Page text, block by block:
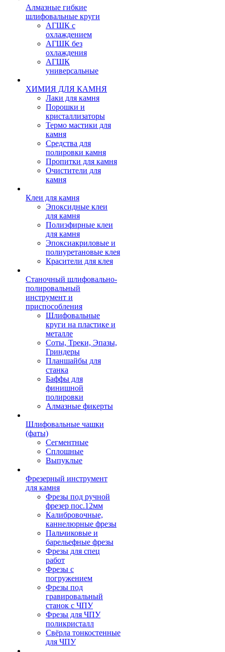
Алмазные гибкие
шлифовальные круги
АГШК с
охлаждением
АГШК без
охлаждения
АГШК
универсальные
ХИМИЯ ДЛЯ КАМНЯ
Лаки для камня
Порошки и
кристаллизаторы
Термо мастики для
камня
Средства для
полировки камня
Пропитки для камня
Очистители для
камня
Клеи для камня
Эпоксидные клеи
для камня
Полиэфирные клеи
для камня
Эпоксиакриловые и
полиуретановые клея
Красители для клея
Станочный шлифовально-
полировальный
инструмент и
приспособления
Шлифовальные
круги на пластике и
металле
Соты, Треки, Эпазы,
Гриндеры
Планшайбы для
станка
Баффы для
финишной
полировки
Алмазные фикерты
Шлифовальные чашки
(фаты)
Сегментные
Сплошные
Выпуклые
Фрезерный инструмент
для камня
Фрезы под ручной
фрезер пос.12мм
Калибровочные,
каннелюрные фрезы
Пальчиковые и
барельефные фрезы
Фрезы для спец
работ
Фрезы с
погружением
Фрезы под
гравировальный
станок с ЧПУ
Фрезы для ЧПУ
поликристалл
Свёрла тонкостенные
для ЧПУ